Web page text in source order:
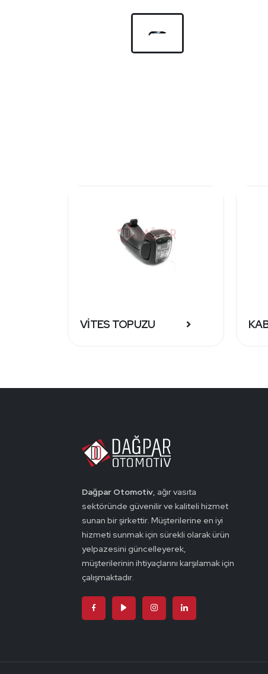
VİTES TOPUZU
Dağpar Otomotiv, ağır vasıta
sektöründe güvenilir ve kaliteli hizmet
sunan bir şirkettir. Müşterilerine en iyi
hizmeti sunmak için sürekli olarak ürün
yelpazesini güncelleyerek,
müşterilerinin ihtiyaçlarını karşılamak için
çalışmaktadır.